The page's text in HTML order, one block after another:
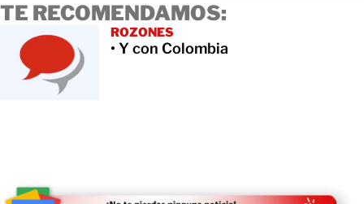
TE RECOMENDAMOS:
ROZONES
• Y con Colombia